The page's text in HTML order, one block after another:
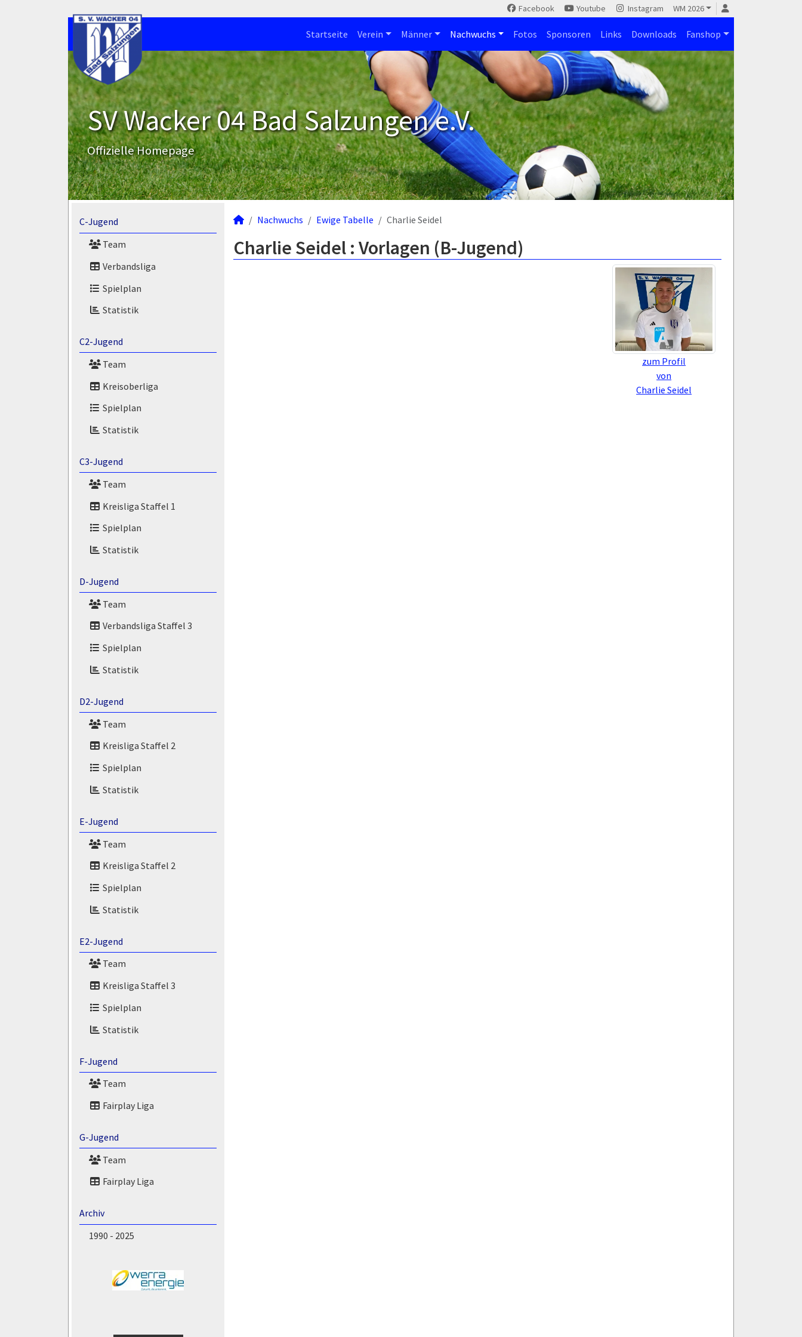
Facebook Youtube Instagram WM 2026
Startseite Verein Männer Nachwuchs Fotos Sponsoren Links Downloads Fanshop
SV Wacker 04 Bad Salzungen e.V.
Offizielle Homepage
C-Jugend
Team
Verbandsliga
Spielplan
Statistik
C2-Jugend
Team
Kreisoberliga
Spielplan
Statistik
C3-Jugend
Team
Kreisliga Staffel 1
Spielplan
Statistik
D-Jugend
Team
Verbandsliga Staffel 3
Spielplan
Statistik
D2-Jugend
Team
Kreisliga Staffel 2
Spielplan
Statistik
E-Jugend
Team
Kreisliga Staffel 2
Spielplan
Statistik
E2-Jugend
Team
Kreisliga Staffel 3
Spielplan
Statistik
F-Jugend
Team
Fairplay Liga
G-Jugend
Team
Fairplay Liga
Archiv
1990 - 2025
Nachwuchs Ewige Tabelle Charlie Seidel
Charlie Seidel : Vorlagen (B-Jugend)
zum Profil
von
Charlie Seidel